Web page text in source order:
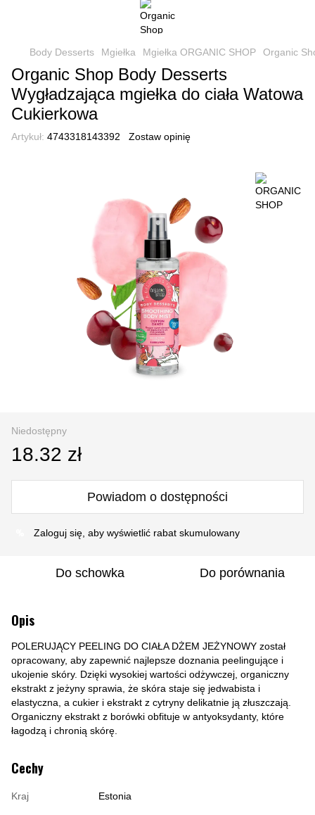
Body Desserts Mgiełka Mgiełka ORGANIC SHOP Organic
Organic Shop Body Desserts
Wygładzająca mgiełka do ciała Watowa
Cukierkowa
Artykuł: 4743318143392 Zostaw opinię
Niedostępny
18.32 zł
Powiadom o dostępności
Zaloguj się , aby wyświetlić rabat skumulowany
Do schowka Do porównania
Opis
POLERUJĄCY PEELING DO CIAŁA DŻEM JEŻYNOWY został
opracowany, aby zapewnić najlepsze doznania peelingujące i
ukojenie skóry. Dzięki wysokiej wartości odżywczej, organiczny
ekstrakt z jeżyny sprawia, że skóra staje się jedwabista i
elastyczna, a cukier i ekstrakt z cytryny delikatnie ją złuszczają.
Organiczny ekstrakt z borówki obfituje w antyoksydanty, które
łagodzą i chronią skórę.
Cechy
Kraj Estonia